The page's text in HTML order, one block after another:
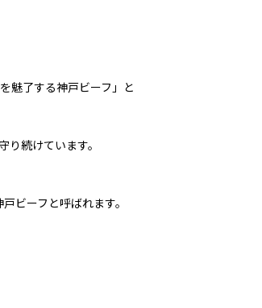
魅了する神戸ビーフ」と
続けています。
ビーフと呼ばれます。